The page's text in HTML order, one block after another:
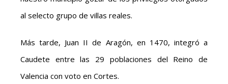
al selecto grupo de villas reales.
Más tarde, Juan II de Aragón, en 1470, integró a
Caudete entre las 29 poblaciones del Reino de
Valencia con voto en Cortes.